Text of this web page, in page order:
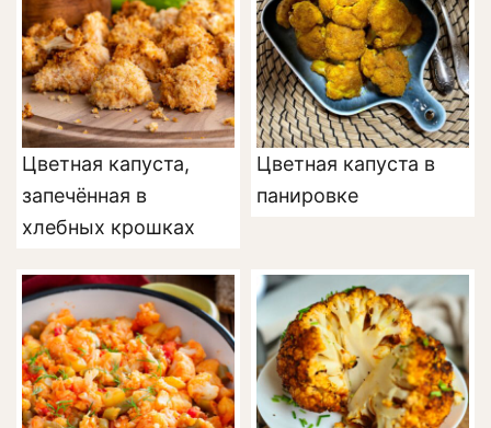
Цветная капуста,
запечённая в
хлебных крошках
Цветная капуста в
панировке